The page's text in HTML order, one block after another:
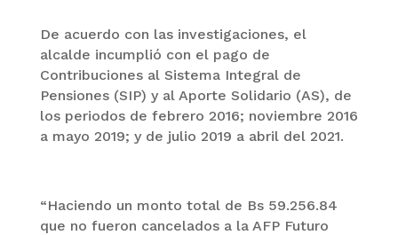
De acuerdo con las investigaciones, el
alcalde incumplió con el pago de
Contribuciones al Sistema Integral de
Pensiones (SIP) y al Aporte Solidario (AS), de
los periodos de febrero 2016; noviembre 2016
a mayo 2019; y de julio 2019 a abril del 2021.
“Haciendo un monto total de Bs 59.256.84
que no fueron cancelados a la AFP Futuro